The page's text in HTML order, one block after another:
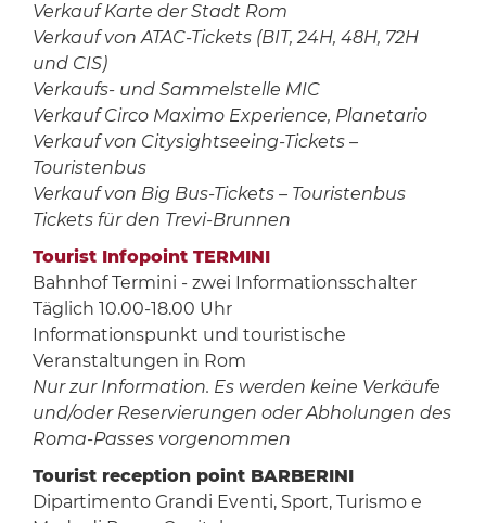
Verkauf Karte der Stadt Rom
Verkauf von ATAC-Tickets (BIT, 24H, 48H, 72H
und CIS)
Verkaufs- und Sammelstelle MIC
Verkauf Circo Maximo Experience, Planetario
Verkauf von Citysightseeing-Tickets –
Touristenbus
Verkauf von Big Bus-Tickets – Touristenbus
Tickets für den Trevi-Brunnen
Tourist Infopoint TERMINI
Bahnhof Termini - zwei Informationsschalter
Täglich 10.00-18.00 Uhr
Informationspunkt und touristische
Veranstaltungen in Rom
Nur zur Information. Es werden keine Verkäufe
und/oder Reservierungen oder Abholungen des
Roma-Passes vorgenommen
Tourist reception point BARBERINI
Dipartimento Grandi Eventi, Sport, Turismo e